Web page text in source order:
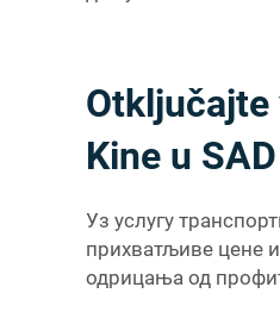
Otključajte
Kine u SAD
Уз услугу
прихватљиве цене
одрицања од